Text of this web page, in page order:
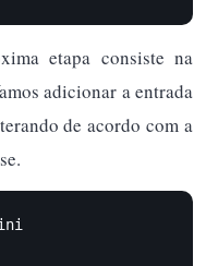
etapa consiste na
adicionar a entrada
de acordo com a